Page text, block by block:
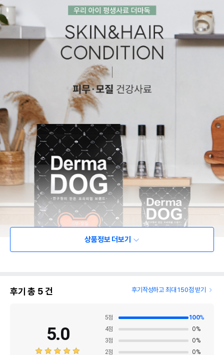
상품정보 더보기
후기 총 5건 후기작성하고 최대 150점 받기
5.0
5점 100%
4점 0%
3점 0%
2점 0%